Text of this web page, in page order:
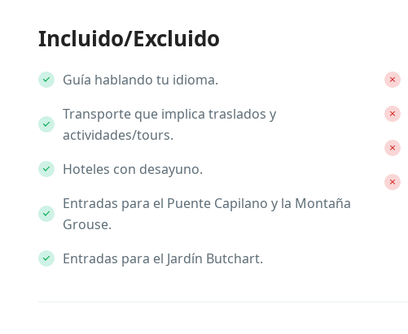
Incluido/Excluido
Guía hablando tu idioma.
Transporte que implica traslados y
actividades/tours.
Hoteles con desayuno.
Entradas para el Puente Capilano y la Montaña
Grouse.
Entradas para el Jardín Butchart.